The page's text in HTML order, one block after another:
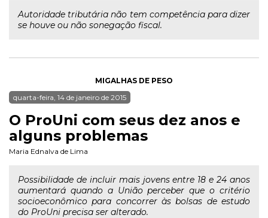
Autoridade tributária não tem competência para dizer
se houve ou não sonegação fiscal.
MIGALHAS DE PESO
quarta-feira, 14 de janeiro de 2015
O ProUni com seus dez anos e
alguns problemas
Maria Ednalva de Lima
Possibilidade de incluir mais jovens entre 18 e 24 anos
aumentará quando a União perceber que o critério
socioeconômico para concorrer às bolsas de estudo
do ProUni precisa ser alterado.